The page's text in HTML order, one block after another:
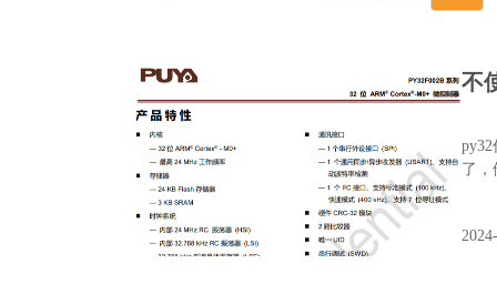
不
了，